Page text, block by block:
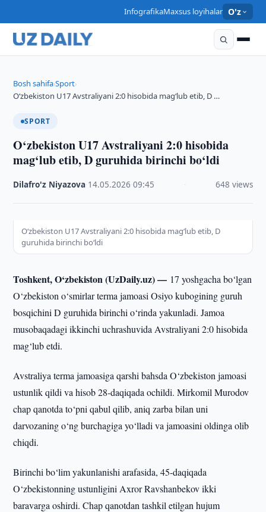
InfografikaMaxsus loyihalar O'z
Bosh sahifa›Sport›
O‘zbekiston U17 Avstraliyani 2:0 hisobida mag‘lub etib, D …
SPORT
O‘zbekiston U17 Avstraliyani 2:0 hisobida
mag‘lub etib, D guruhida birinchi bo‘ldi
Dilafro'z Niyazova 14.05.2026 ·09:45 648 views
O‘zbekiston U17 Avstraliyani 2:0 hisobida mag‘lub etib, D
guruhida birinchi bo‘ldi
Toshkent, O‘zbekiston (UzDaily.uz) — 17 yoshgacha bo‘lgan
O‘zbekiston o‘smirlar terma jamoasi Osiyo kubogining guruh
bosqichini D guruhida birinchi o‘rinda yakunladi. Jamoa
musobaqadagi ikkinchi uchrashuvida Avstraliyani 2:0 hisobida
mag‘lub etdi.
Avstraliya terma jamoasiga qarshi bahsda O‘zbekiston jamoasi
ustunlik qildi va hisob 28-daqiqada ochildi. Mirkomil Murodov
chap qanotda to‘pni qabul qilib, aniq zarba bilan uni
darvozaning o‘ng burchagiga yo‘lladi va jamoasini oldinga olib
chiqdi.
Birinchi bo‘lim yakunlanishi arafasida, 45-daqiqada
O‘zbekistonning ustunligini Axror Ravshanbekov ikki
baravarga oshirdi. Chap qanotdan tashkil etilgan hujum